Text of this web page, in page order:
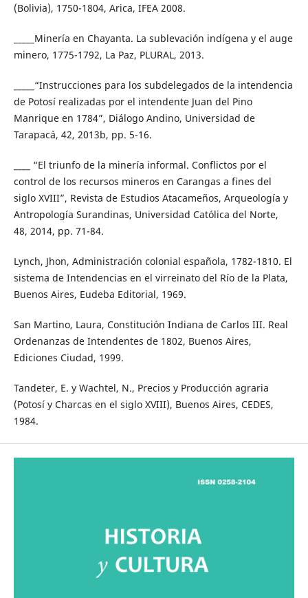
(Bolivia), 1750-1804, Arica, IFEA 2008.
_____Minería en Chayanta. La sublevación indígena y el auge
minero, 1775-1792, La Paz, PLURAL, 2013.
_____“Instrucciones para los subdelegados de la intendencia
de Potosí realizadas por el intendente Juan del Pino
Manrique en 1784”, Diálogo Andino, Universidad de
Tarapacá, 42, 2013b, pp. 5-16.
____ “El triunfo de la minería informal. Conflictos por el
control de los recursos mineros en Carangas a fines del
siglo XVIII”, Revista de Estudios Atacameños, Arqueología y
Antropología Surandinas, Universidad Católica del Norte,
48, 2014, pp. 71-84.
Lynch, Jhon, Administración colonial española, 1782-1810. El
sistema de Intendencias en el virreinato del Río de la Plata,
Buenos Aires, Eudeba Editorial, 1969.
San Martino, Laura, Constitución Indiana de Carlos III. Real
Ordenanzas de Intendentes de 1802, Buenos Aires,
Ediciones Ciudad, 1999.
Tandeter, E. y Wachtel, N., Precios y Producción agraria
(Potosí y Charcas en el siglo XVIII), Buenos Aires, CEDES,
1984.